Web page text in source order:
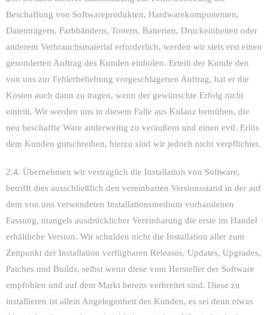
Beschaffung von Softwareprodukten, Hardwarekomponenten,
Datenträgern, Farbbändern, Tonern, Batterien, Druckeinheiten oder
anderem Verbrauchsmaterial erforderlich, werden wir stets erst einen
gesonderten Auftrag des Kunden einholen. Erteilt der Kunde den
von uns zur Fehlerbehebung vorgeschlagenen Auftrag, hat er die
Kosten auch dann zu tragen, wenn der gewünschte Erfolg nicht
eintritt. Wir werden uns in diesem Falle aus Kulanz bemühen, die
neu beschaffte Ware anderweitig zu veräußern und einen evtl. Erlös
dem Kunden gutschreiben, hierzu sind wir jedoch nicht verpflichtet.
2.4. Übernehmen wir vertraglich die Installation von Software,
betrifft dies ausschließlich den vereinbarten Versionsstand in der auf
dem von uns verwendeten Installationsmedium vorhandenen
Fassung, mangels ausdrücklicher Vereinbarung die erste im Handel
erhältliche Version. Wir schulden nicht die Installation aller zum
Zeitpunkt der Installation verfügbaren Releases, Updates, Upgrades,
Patches und Builds, selbst wenn diese vom Hersteller der Software
empfohlen und auf dem Markt bereits verbreitet sind. Diese zu
installieren ist allein Angelegenheit des Kunden, es sei denn etwas